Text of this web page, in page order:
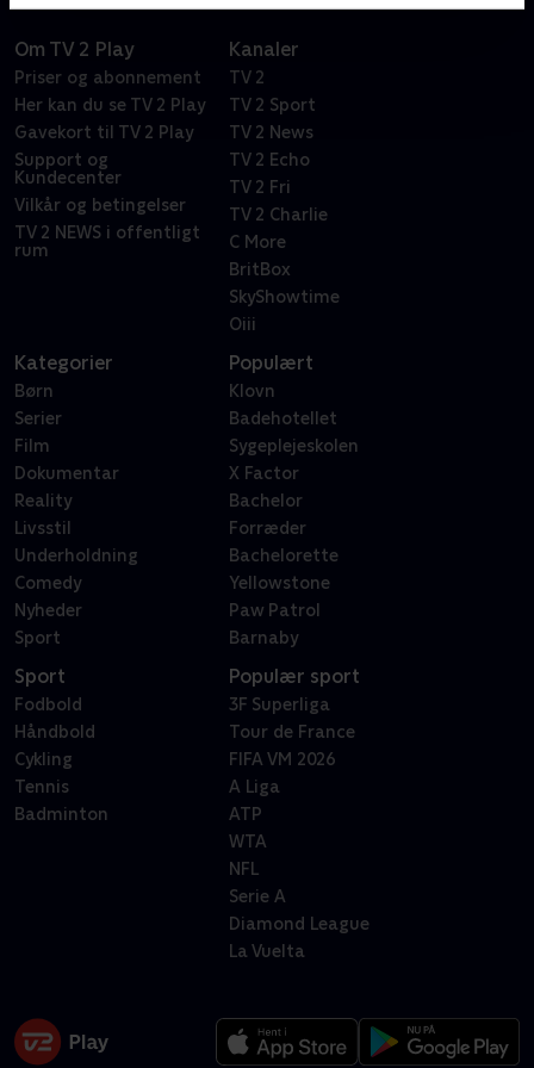
Om TV 2 Play
Priser og abonnement
Her kan du se TV 2 Play
Gavekort til TV 2 Play
Support og
Kundecenter
Vilkår og betingelser
TV 2 NEWS i offentligt
rum
Kanaler
TV 2
TV 2 Sport
TV 2 News
TV 2 Echo
TV 2 Fri
TV 2 Charlie
C More
BritBox
SkyShowtime
Oiii
Kategorier
Børn
Serier
Film
Dokumentar
Reality
Livsstil
Underholdning
Comedy
Nyheder
Sport
Populært
Klovn
Badehotellet
Sygeplejeskolen
X Factor
Bachelor
Forræder
Bachelorette
Yellowstone
Paw Patrol
Barnaby
Sport
Fodbold
Håndbold
Cykling
Tennis
Badminton
Populær sport
3F Superliga
Tour de France
FIFA VM 2026
A Liga
ATP
WTA
NFL
Serie A
Diamond League
La Vuelta